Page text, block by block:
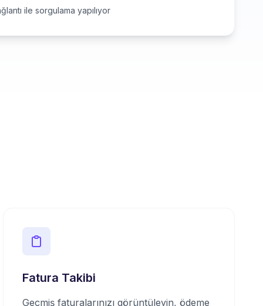
ile sorgulama yapılıyor
Fatura Takibi
Geçmiş faturalarınızı görüntüleyin, ödeme